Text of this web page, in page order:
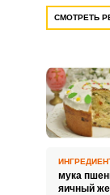
СМОТРЕТЬ
мука
яичный